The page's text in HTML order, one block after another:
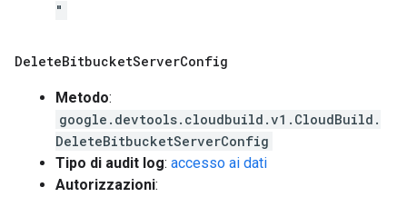
"
DeleteBitbucketServerConfig
Metodo:
google.devtools.cloudbuild.v1.CloudBuild.
DeleteBitbucketServerConfig
Tipo di audit log: accesso ai dati
Autorizzazioni: